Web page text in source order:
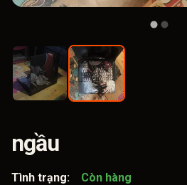
ngầu
Tình trạng: Còn hàng